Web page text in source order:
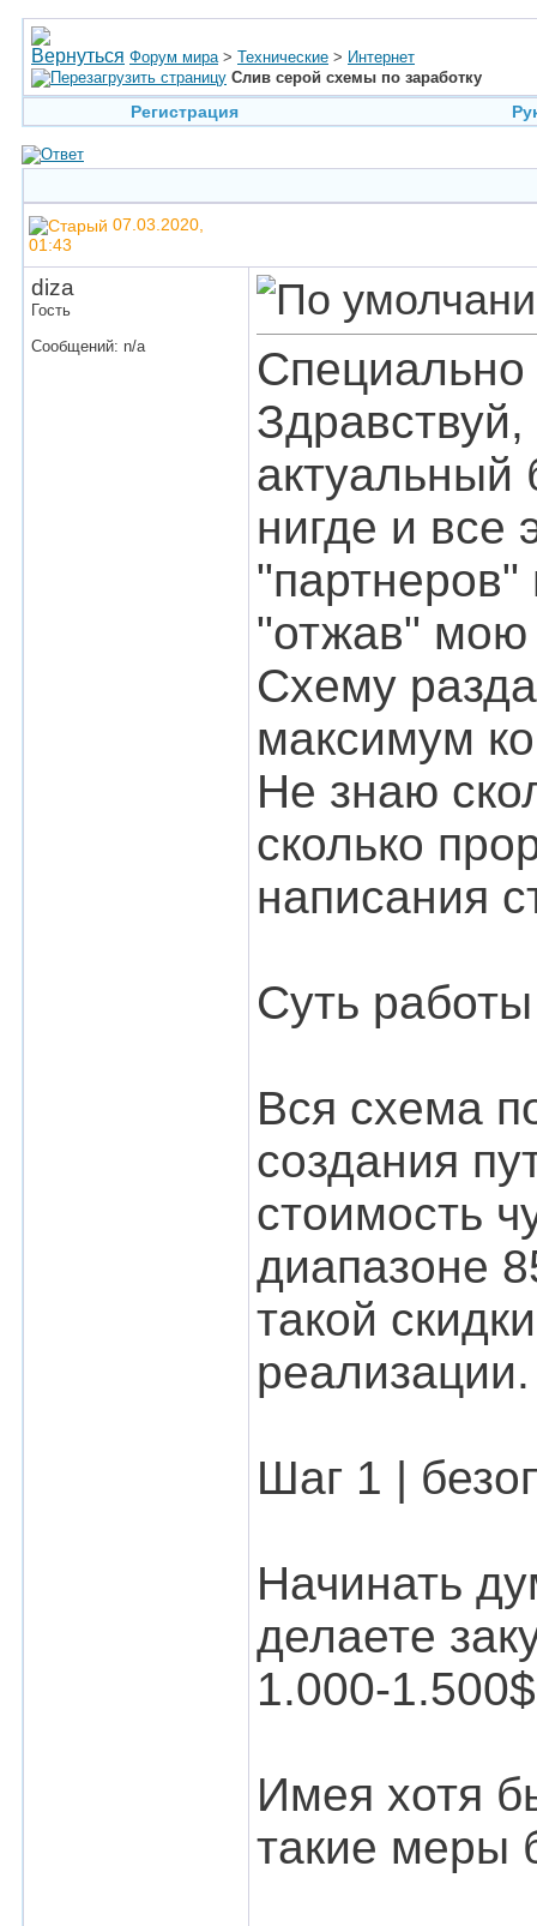
Форум мира > Технические > Интернет
Слив серой схемы по заработку
Регистрация
07.03.2020,
01:43
diza
Гость
Сообщений: n/a
нигде и все
"партнеров"
"отжав" мою
Схему
максимум
Не знаю
сколько
написания
Суть работы
Вся схема
создания
стоимость
диапазоне
такой
реализации.
Шаг 1 |
Начинать
делаете
1.000-
Имея хотя
такие меры